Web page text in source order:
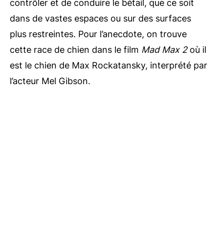
contrôler et de conduire le bétail, que ce soit
dans de vastes espaces ou sur des surfaces
plus restreintes. Pour l’anecdote, on trouve
cette race de chien dans le film Mad Max 2où il
est le chien de Max Rockatansky, interprété par
l’acteur Mel Gibson.